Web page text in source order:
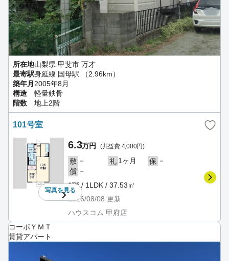
所在地山梨県 甲斐市 万才
最寄駅身延線 国母駅 （2.96km）
築年月2005年8月
構造
軽量鉄骨
階数
地上2階
101号室
写真を見る
6.3万円 (共益費 4,000円)
敷 － 礼 1ヶ月 保 －
償 －
1階 / 1LDK / 37.53㎡
2026/08/08 更新
ハウスコム 甲府店
コーポＹＭＴ
賃貸アパート